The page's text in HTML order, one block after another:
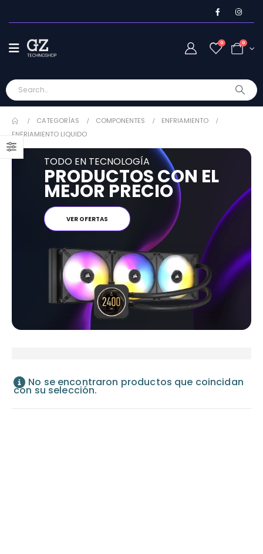
0 0
CATEGORÍAS COMPONENTES
ENFRIAMIENTO
ENFRIAMIENTO LIQUIDO
TODO EN TECNOLOGÍA
PRODUCTOS CON EL
MEJOR PRECIO
VER OFERTAS
No se encontraron productos que coincidan
con su selección.